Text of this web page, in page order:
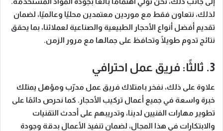
لذلك، نتعاون فقط مع موردين معتمدين محليًا وعالميًا، لضمان
تقديم أفضل أنواع الأحجار الطبيعية والصناعية لعملائنا، بما يحقق
نتائج تدوم طويلًا وتحافظ على جمالها مع مرور الزمن.
3. ثالثًا: فريق عمل احترافي
علاوة على ذلك، نفخر بامتلاك فريق عمل مدرّب ومؤهل يمتلك
خبرة واسعة في جميع أعمال تركيب الأحجار. كما نحرص دائمًا على
تطوير مهارات الفنيين لدينا، وتدريبهم على أحدث التقنيات
والابتكارات في هذا المجال، لضمان تنفيذ الأعمال بدقة وجودة